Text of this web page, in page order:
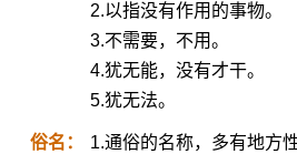
2.以指没有作用的事物。
3.不需要，不用。
4.犹无能，没有才干。
5.犹无法。
俗名：
1.通俗的名称，多有地方